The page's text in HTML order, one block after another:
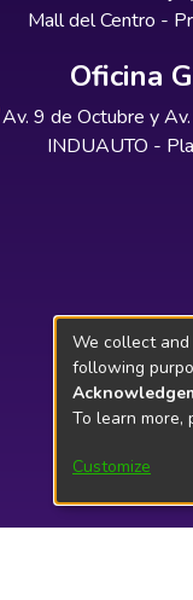
Mall del Centro -
Oficina
Av. 9 de Octubre y
INDUAUTO -
We collect
following
To learn more,
Customize